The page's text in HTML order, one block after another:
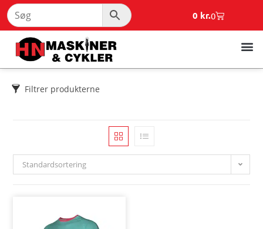
0 kr.0
Filtrer produkterne
Standardsortering